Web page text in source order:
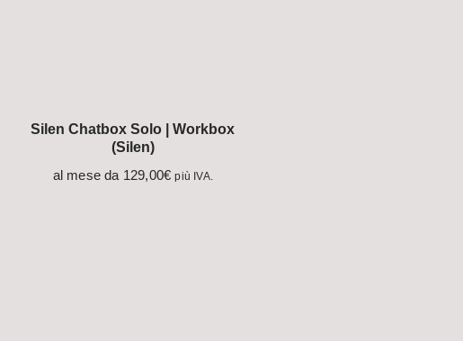
Silen Chatbox Solo | Workbox
(Silen)
al mese da 129,00€ più IVA.